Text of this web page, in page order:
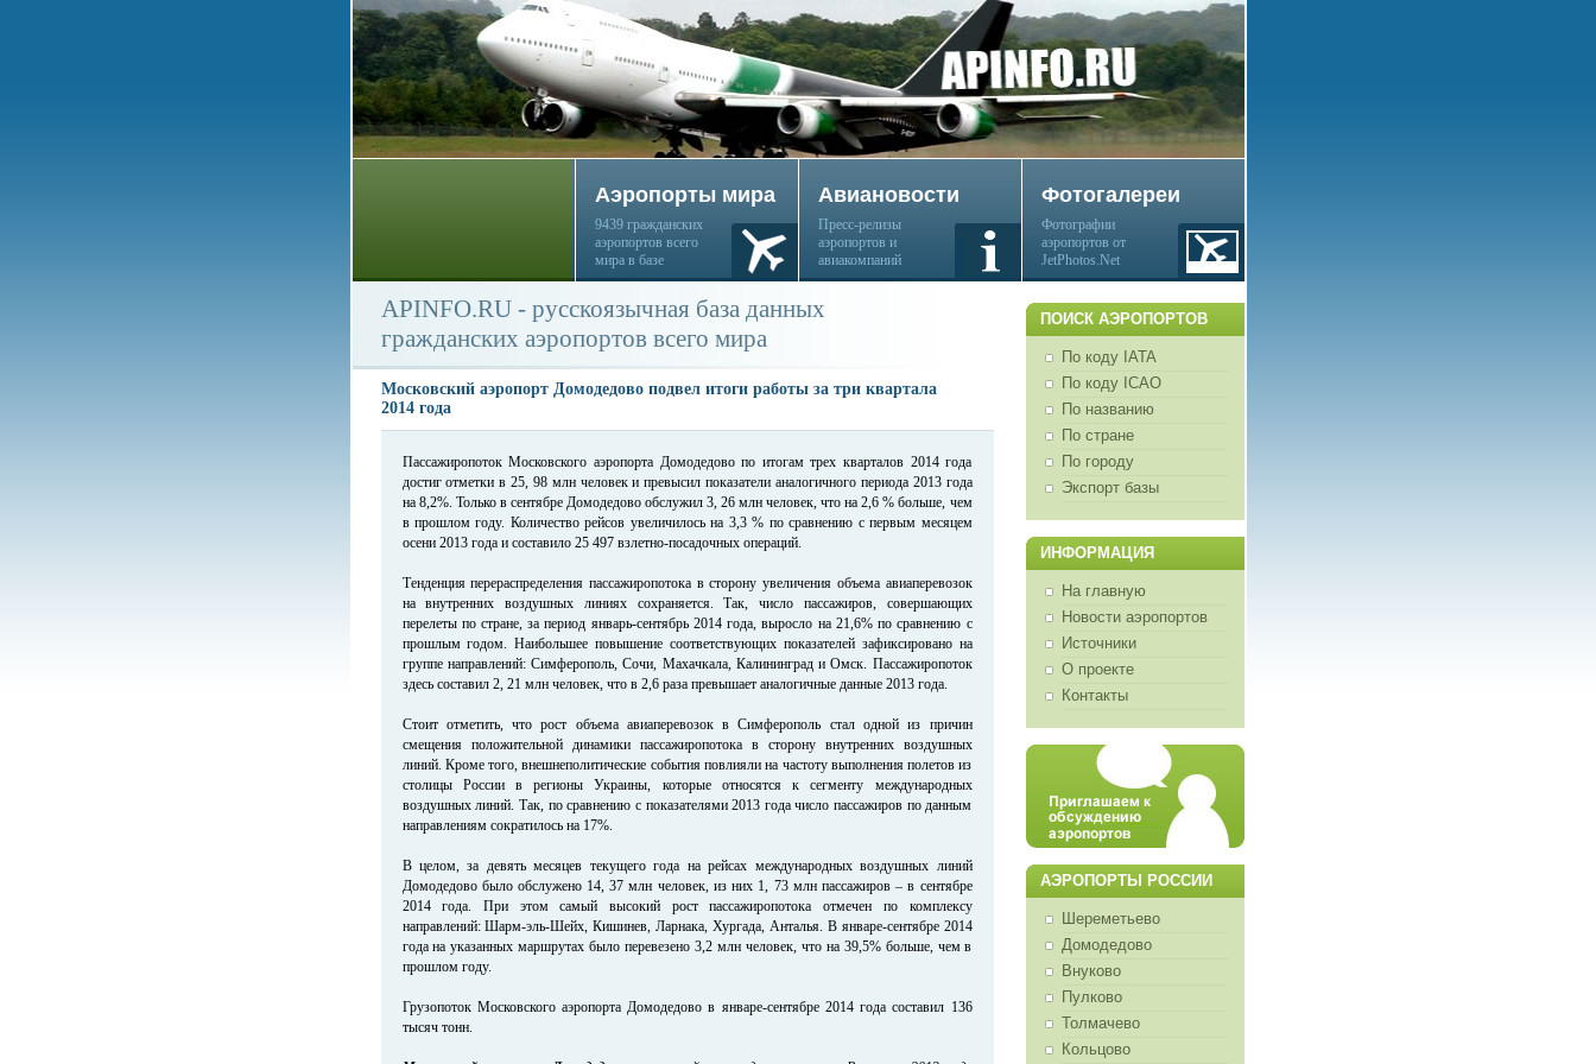
Аэропорты мира
9439 гражданских
аэропортов всего
мира в базе
Авиановости
Пресс-релизы
аэропортов и
авиакомпаний
Фотогалереи
Фотографии
аэропортов от
JetPhotos.Net
ПОИСК АЭРОПОРТОВ
По коду IATA
По коду ICAO
По названию
По стране
По городу
Экспорт базы
ИНФОРМАЦИЯ
На главную
Новости аэропортов
Источники
О проекте
Контакты
АЭРОПОРТЫ РОССИИ
Шереметьево
Домодедово
Внуково
Пулково
Толмачево
Кольцово
APINFO.RU - русскоязычная база данных
гражданских аэропортов всего мира
Московский аэропорт Домодедово подвел итоги работы за три квартала
2014 года
Пассажиропоток Московского аэропорта Домодедово по итогам трех кварталов 2014 года
достиг отметки в 25, 98 млн человек и превысил показатели аналогичного периода 2013 года
на 8,2%. Только в сентябре Домодедово обслужил 3, 26 млн человек, что на 2,6 % больше, чем
в прошлом году. Количество рейсов увеличилось на 3,3 % по сравнению с первым месяцем
осени 2013 года и составило 25 497 взлетно-посадочных операций.
Тенденция перераспределения пассажиропотока в сторону увеличения объема авиаперевозок
на внутренних воздушных линиях сохраняется. Так, число пассажиров, совершающих
перелеты по стране, за период январь-сентябрь 2014 года, выросло на 21,6% по сравнению с
прошлым годом. Наибольшее повышение соответствующих показателей зафиксировано на
группе направлений: Симферополь, Сочи, Махачкала, Калининград и Омск. Пассажиропоток
здесь составил 2, 21 млн человек, что в 2,6 раза превышает аналогичные данные 2013 года.
Стоит отметить, что рост объема авиаперевозок в Симферополь стал одной из причин
смещения положительной динамики пассажиропотока в сторону внутренних воздушных
линий. Кроме того, внешнеполитические события повлияли на частоту выполнения полетов из
столицы России в регионы Украины, которые относятся к сегменту международных
воздушных линий. Так, по сравнению с показателями 2013 года число пассажиров по данным
направлениям сократилось на 17%.
В целом, за девять месяцев текущего года на рейсах международных воздушных линий
Домодедово было обслужено 14, 37 млн человек, из них 1, 73 млн пассажиров – в сентябре
2014 года. При этом самый высокий рост пассажиропотока отмечен по комплексу
направлений: Шарм-эль-Шейх, Кишинев, Ларнака, Хургада, Анталья. В январе-сентябре 2014
года на указанных маршрутах было перевезено 3,2 млн человек, что на 39,5% больше, чем в
прошлом году.
Грузопоток Московского аэропорта Домодедово в январе-сентябре 2014 года составил 136
тысяч тонн.